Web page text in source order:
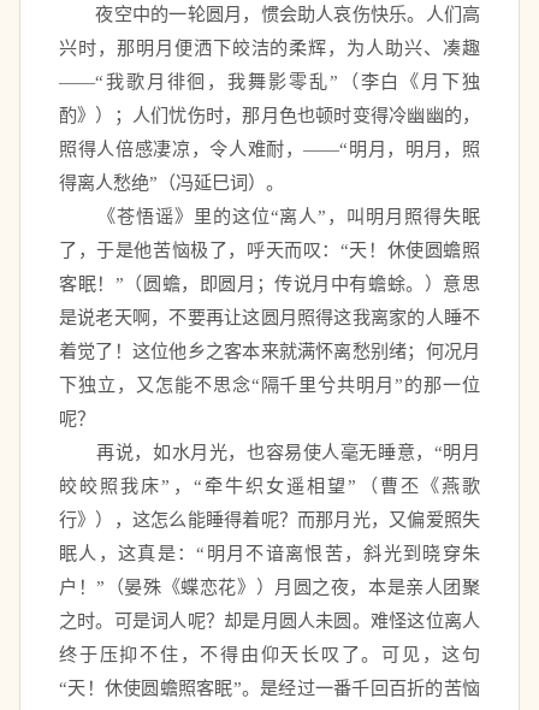
夜空中的一轮圆月，惯会助人哀伤快乐。人们高
兴时，那明月便洒下皎洁的柔辉，为人助兴、凑趣
——“我歌月徘徊，我舞影零乱”（李白《月下独
酌》）；人们忧伤时，那月色也顿时变得冷幽幽的，
照得人倍感凄凉，令人难耐，——“明月，明月，照
得离人愁绝”（冯延巳词）。
《苍悟谣》里的这位“离人”，叫明月照得失眠
了，于是他苦恼极了，呼天而叹：“天！休使圆蟾照
客眠！”（圆蟾，即圆月；传说月中有蟾蜍。）意思
是说老天啊，不要再让这圆月照得这我离家的人睡不
着觉了！这位他乡之客本来就满怀离愁别绪；何况月
下独立，又怎能不思念“隔千里兮共明月”的那一位
呢？
再说，如水月光，也容易使人毫无睡意，“明月
皎皎照我床”，“牵牛织女遥相望”（曹丕《燕歌
行》），这怎么能睡得着呢？而那月光，又偏爱照失
眠人，这真是：“明月不谙离恨苦，斜光到晓穿朱
户！”（晏殊《蝶恋花》）月圆之夜，本是亲人团聚
之时。可是词人呢？却是月圆人未圆。难怪这位离人
终于压抑不住，不得由仰天长叹了。可见，这句
“天！休使圆蟾照客眠”。是经过一番千回百折的苦恼